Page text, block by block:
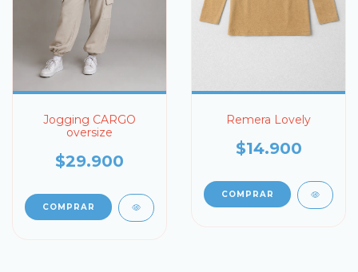
Jogging CARGO
oversize
$29.900
COMPRAR
Remera Lovely
$14.900
COMPRAR